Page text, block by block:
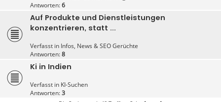
Antworten:6
Auf Produkte und Dienstleistungen
konzentrieren, statt ...
Verfasst in Infos, News & SEO Gerüchte
Antworten:8
Ki in Indien
Verfasst in KI-Suchen
Antworten:3